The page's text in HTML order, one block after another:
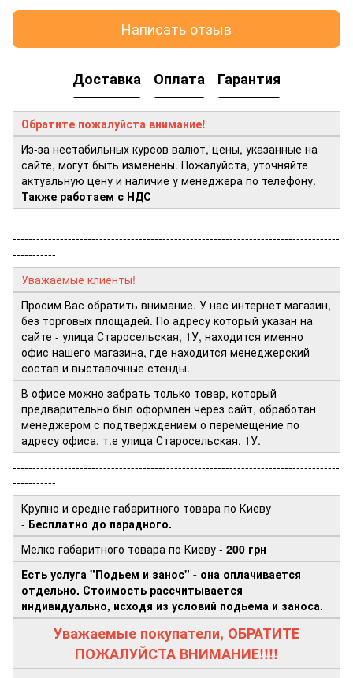
Написать отзыв
Доставка Оплата Гарантия
Обратите пожалуйста внимание!
Из-за нестабильных курсов валют, цены, указанные на
сайте, могут быть изменены. Пожалуйста, уточняйте
актуальную цену и наличие у менеджера по телефону.
Также работаем с НДС
-----------------------------------------------------------------------------------
-----------
Уважаемые клиенты!
Просим Вас обратить внимание. У нас интернет магазин,
без торговых площадей. По адресу который указан на
сайте - улица Старосельская, 1У, находится именно
офис нашего магазина, где находится менеджерский
состав и выставочные стенды.
В офисе можно забрать только товар, который
предварительно был оформлен через сайт, обработан
менеджером с подтверждением о перемещение по
адресу офиса, т.е улица Старосельская, 1У.
-----------------------------------------------------------------------------------
-----------
Крупно и средне габаритного товара по Киеву
- Бесплатно до парадного.
Мелко габаритного товара по Киеву - 200 грн
Есть услуга "Подьем и занос" - она оплачивается
отдельно. Стоимость рассчитывается
индивидуально, исходя из условий подьема и заноса.
Уважаемые покупатели, ОБРАТИТЕ
ПОЖАЛУЙСТА ВНИМАНИЕ!!!!